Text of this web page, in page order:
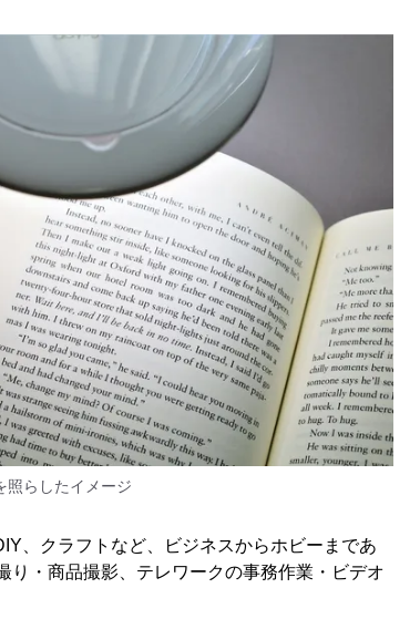
照らしたイメージ
、クラフトなど、ビジネスからホビーまであ
り・商品撮影、テレワークの事務作業・ビデオ